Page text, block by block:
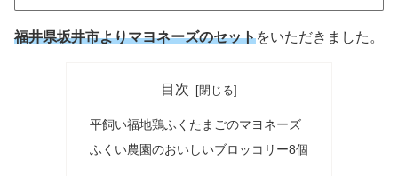
福井県坂井市よりマヨネーズのセットをいただきました。
目次
平飼い福地鶏ふくたまごのマヨネーズ
ふくい農園のおいしいブロッコリー8個